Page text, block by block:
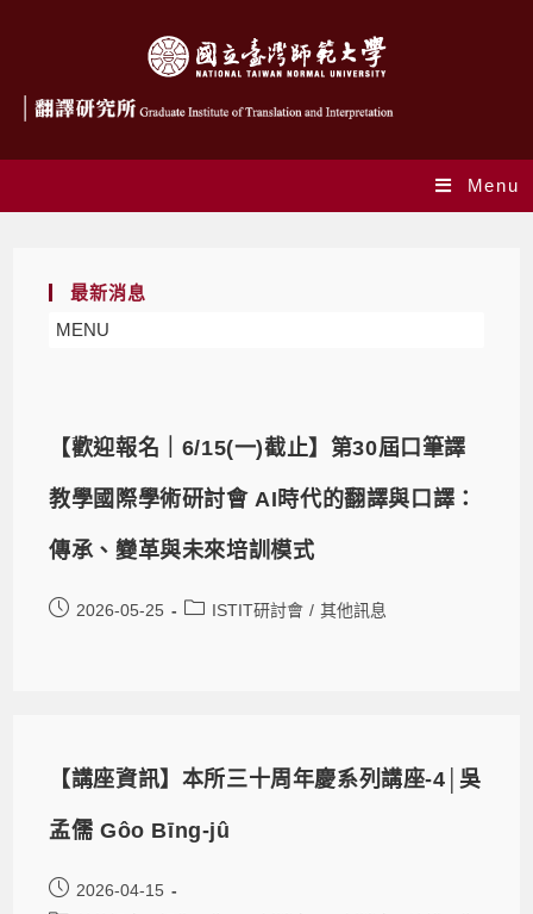
Menu
最新消息
MENU
【歡迎報名｜6/15(一)截止】第30屆口筆譯
教學國際學術研討會 AI時代的翻譯與口譯：
傳承、變革與未來培訓模式
2026-05-25 ISTIT研討會 / 其他訊息
【講座資訊】本所三十周年慶系列講座-4│吳
孟儒 Gôo Bīng-jû
2026-04-15